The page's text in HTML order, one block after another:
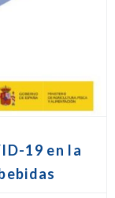
19 en la